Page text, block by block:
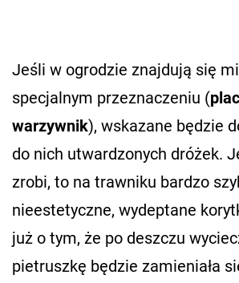
Jeśli w ogrodzie znajdują się
specjalnym przeznaczeniu (
warzywnik), wskazane będzie
do nich utwardzonych dróżek.
zrobi, to na trawniku bardzo
nieestetyczne, wydeptane
już o tym, że po deszczu
pietruszkę będzie zamieniała